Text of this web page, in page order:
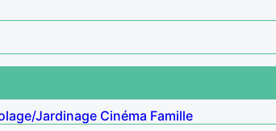
Jardinage Cinéma Famille